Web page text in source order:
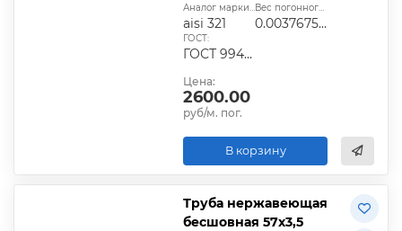
Аналог марки стали:
aisi 321
Вес погонного метра, т.:
0.0037675925
ГОСТ:
ГОСТ 9940-81, ГОСТ 9941-81, ГОСТ 24030-80, ГОСТ 10498-82
Цена:
2600.00
руб/м. пог.
В корзину
Труба нержавеющая
бесшовная 57х3,5